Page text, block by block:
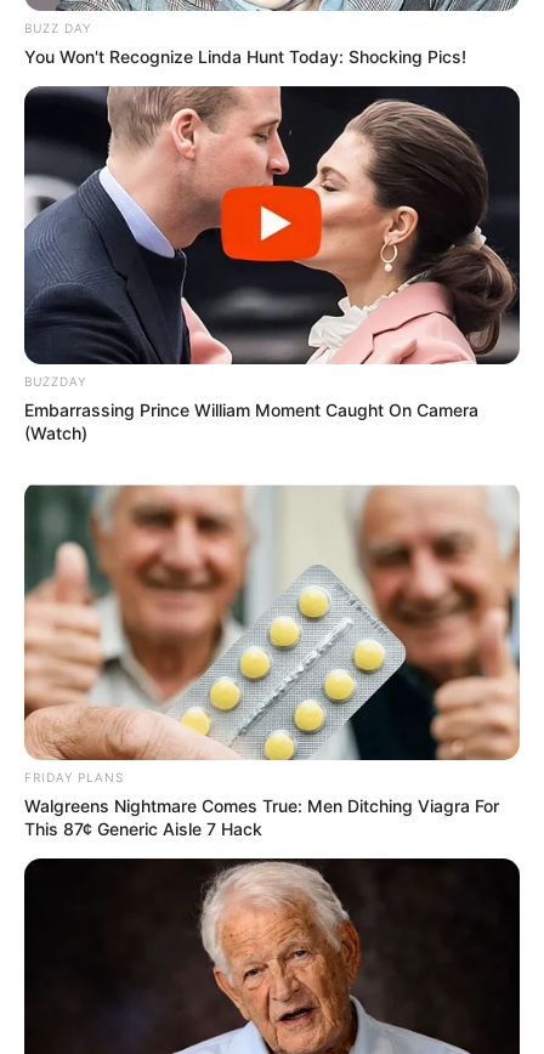
BUZZ DAY
You Won't Recognize Linda Hunt Today: Shocking Pics!
BUZZDAY
Embarrassing Prince William Moment Caught On Camera
(Watch)
FRIDAY PLANS
Walgreens Nightmare Comes True: Men Ditching Viagra For
This 87¢ Generic Aisle 7 Hack